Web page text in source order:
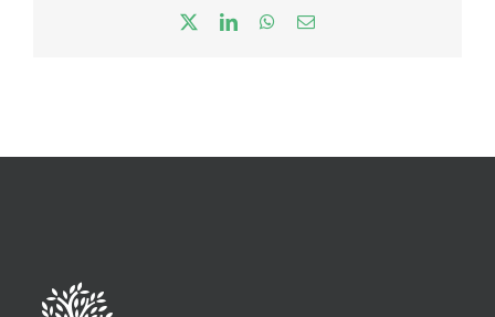
LinkedInWhatsApp
Correo